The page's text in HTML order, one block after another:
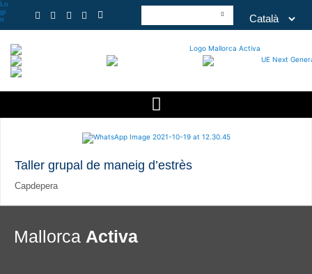
Lo
gi
n
Taller grupal de maneig d’estrès
Capdepera
Mallorca Activa